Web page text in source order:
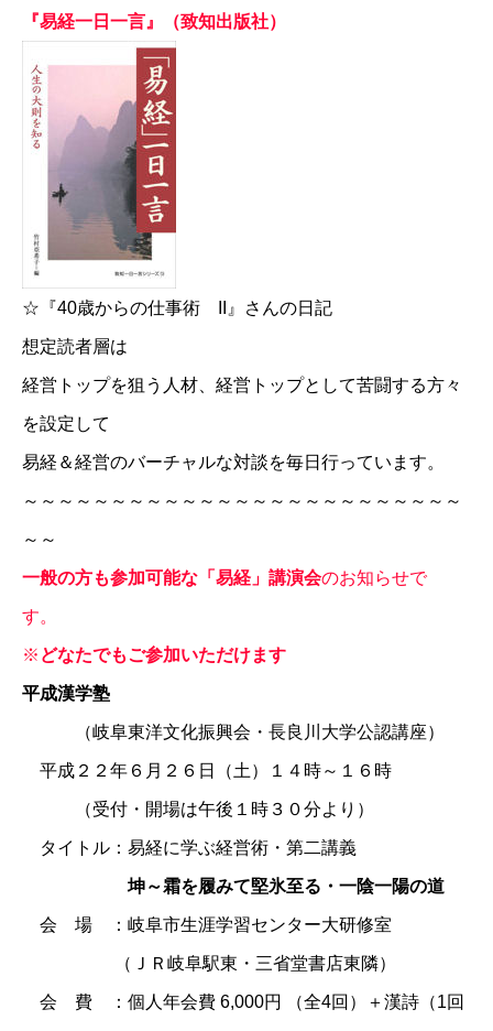
『易経一日一言』（致知出版社）
☆ 『40歳からの仕事術 II』さんの日記
想定読者層は
経営トップを狙う人材、経営トップとして苦闘する方々
を設定して
易経＆経営のバーチャルな対談を毎日行っています。
～～～～～～～～～～～～～～～～～～～～～～～～～
～～
一般の方も参加可能な「易経」講演会のお知らせで
す。
※ どなたでもご参加いただけます
平成漢学塾
（岐阜東洋文化振興会・長良川大学公認講座）
平成２２年６月２６日（土）１４時～１６時
（受付・開場は午後１時３０分より）
タイトル：易経に学ぶ経営術・第二講義
坤～霜を履みて堅氷至る・一陰一陽の道
会 場 ：岐阜市生涯学習センター大研修室
（ＪＲ岐阜駅東・三省堂書店東隣）
会 費 ：個人年会費 6,000円 （全4回）＋漢詩（1回